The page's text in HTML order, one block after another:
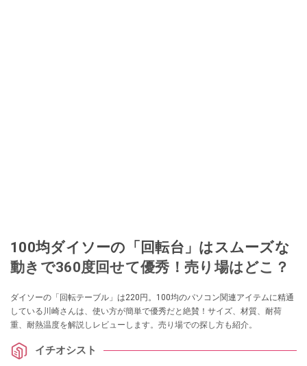
100均ダイソーの「回転台」はスムーズな
動きで360度回せて優秀！売り場はどこ？
ダイソーの「回転テーブル」は220円。100均のパソコン関連アイテムに精通
している川崎さんは、使い方が簡単で優秀だと絶賛！サイズ、材質、耐荷
重、耐熱温度を解説しレビューします。売り場での探し方も紹介。
イチオシスト